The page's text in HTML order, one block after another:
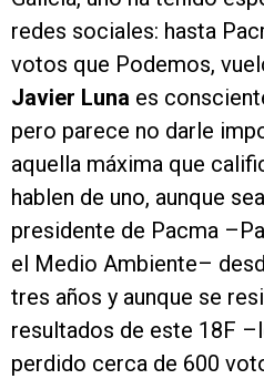
redes sociales: hasta
votos que Podemos,
Javier Luna es
pero parece no darle
aquella máxima que
hablen de uno, aunque
presidente de Pacma
el Medio Ambiente–
tres años y aunque se
resultados de este 18F
perdido cerca de 600